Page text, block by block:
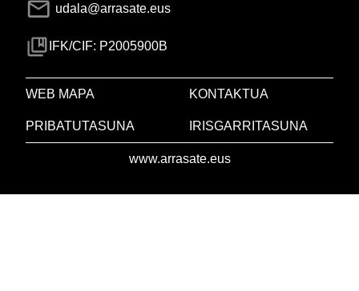
udala@arrasate.eus
IFK/CIF: P2005900B
WEB MAPA KONTAKTUA
PRIBATUTASUNA IRISGARRITASUNA
www.arrasate.eus